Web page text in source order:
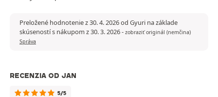
Preložené hodnotenie z 30. 4. 2026 od Gyuri na základe
skúseností s nákupom z 30. 3. 2026- zobraziť originál (nemčina)
Správa
RECENZIA OD JAN
5/5